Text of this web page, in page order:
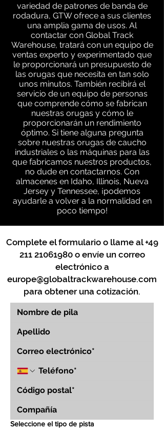
variedad de patrones de banda de
rodadura, GTW ofrece a sus clientes
una amplia gama de usos. Al
contactar con Global Track
Warehouse, tratará con un equipo de
ventas experto y experimentado que
le proporcionará un presupuesto de
las orugas que necesita en tan solo
unos minutos. También recibirá el
servicio de un equipo de personas
que comprende cómo se fabrican
nuestras orugas y cómo le
proporcionarán un rendimiento
óptimo. Si tiene alguna pregunta
sobre nuestras orugas de caucho
industriales o las máquinas para las
que fabricamos nuestros productos,
no dude en contactarnos. Con
almacenes en Idaho, Illinois, Nueva
Jersey y Tennessee, ¡podemos
ayudarle a volver a la normalidad en
poco tiempo!
Complete el formulario o llame al+49
211 21061980o envíe un correo
electrónico a
europe@globaltrackwarehouse.com
para obtener una cotización.
Seleccione el tipo de pista